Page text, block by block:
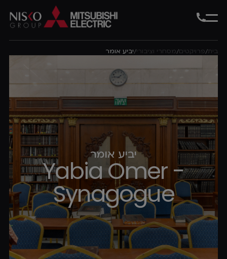
בית/פרויקטים/מסחרי וציבורי/יביע אומר
יביע אומר
Yabia Omer -
Synagogue